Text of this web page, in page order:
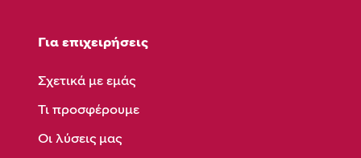
Για επιχειρήσεις
Σχετικά με εμάς
Τι προσφέρουμε
Οι λύσεις μας